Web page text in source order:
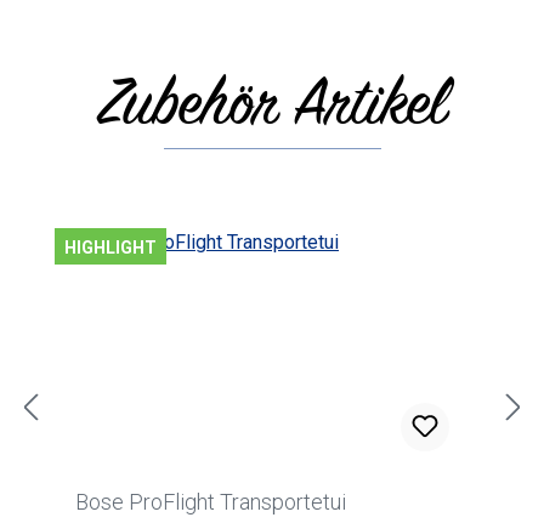
Produktgalerie überspringen
Zubehör Artikel
HIGHLIGHT
Bose ProFlight Transportetui